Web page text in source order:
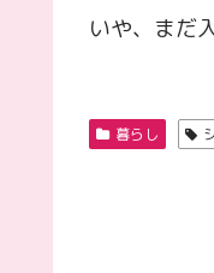
いや、まだ
暮らし